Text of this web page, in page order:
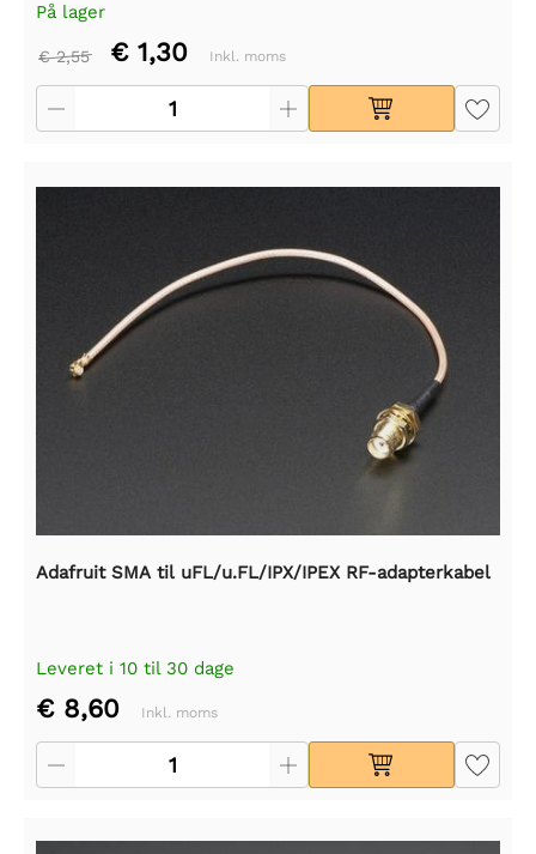
På lager
€ 2,55 € 1,30 Inkl. moms
Adafruit SMA til uFL/u.FL/IPX/IPEX RF-adapterkabel
Leveret i 10 til 30 dage
€ 8,60 Inkl. moms